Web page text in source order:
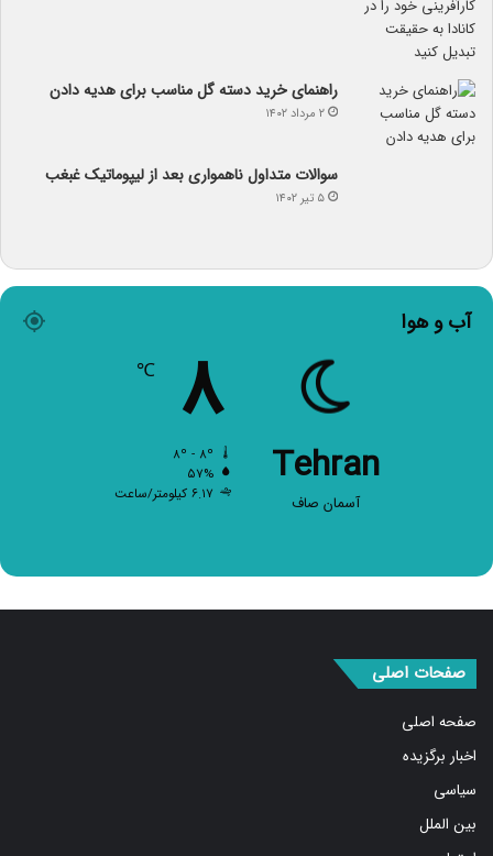
راهنمای خرید دسته گل مناسب برای هدیه دادن
۲ مرداد ۱۴۰۲
سوالات متداول ناهمواری بعد از لیپوماتیک غبغب
۵ تیر ۱۴۰۲
آب و هوا
Tehran
آسمان صاف
۸ ℃
۵۷%
۶.۱۷ کیلومتر/ساعت
صفحات اصلی
اخبار برگزیده